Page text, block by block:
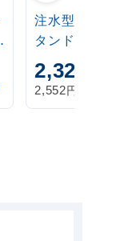
注水型マルチの
タンド 20L
2,320
2,552円